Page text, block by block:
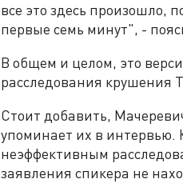
все это здесь произошло,
первые семь минут", -
В общем и целом, это
расследования крушения
Стоит добавить,
упоминает их в интервью.
неэффективным
заявления спикера не